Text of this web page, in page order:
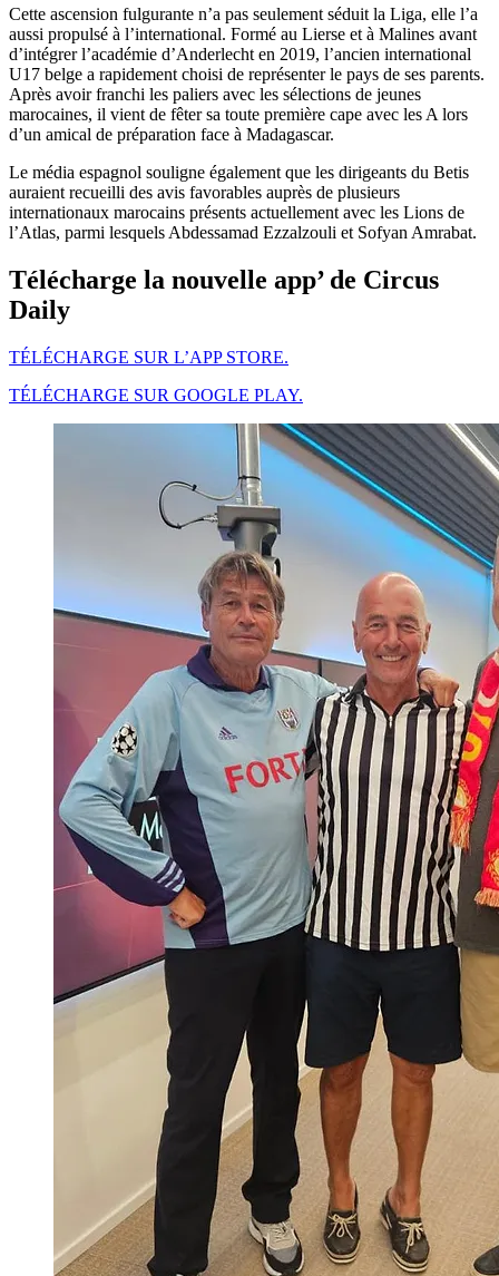
Cette ascension fulgurante n’a pas seulement séduit la Liga, elle l’a
aussi propulsé à l’international. Formé au Lierse et à Malines avant
d’intégrer l’académie d’Anderlecht en 2019, l’ancien international
U17 belge a rapidement choisi de représenter le pays de ses parents.
Après avoir franchi les paliers avec les sélections de jeunes
marocaines, il vient de fêter sa toute première cape avec les A lors
d’un amical de préparation face à Madagascar.
Le média espagnol souligne également que les dirigeants du Betis
auraient recueilli des avis favorables auprès de plusieurs
internationaux marocains présents actuellement avec les Lions de
l’Atlas, parmi lesquels Abdessamad Ezzalzouli et Sofyan Amrabat.
Télécharge la nouvelle app’ de Circus
Daily
TÉLÉCHARGE SUR L’APP STORE.
TÉLÉCHARGE SUR GOOGLE PLAY.